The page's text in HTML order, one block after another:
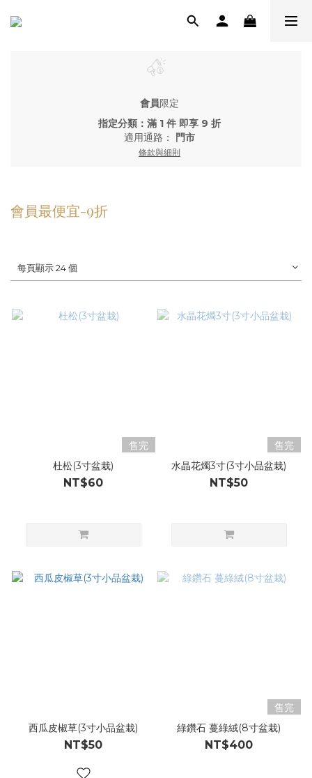
會員限定
指定分類：滿 1 件 即享 9 折
適用通路： 門市
條款與細則
會員最便宜-9折
每頁顯示 24 個
售完
杜松(3寸盆栽)
NT$60
售完
水晶花燭3寸(3寸小品盆栽)
NT$50
西瓜皮椒草(3寸小品盆栽)
NT$50
售完
綠鑽石 蔓綠絨(8寸盆栽)
NT$400